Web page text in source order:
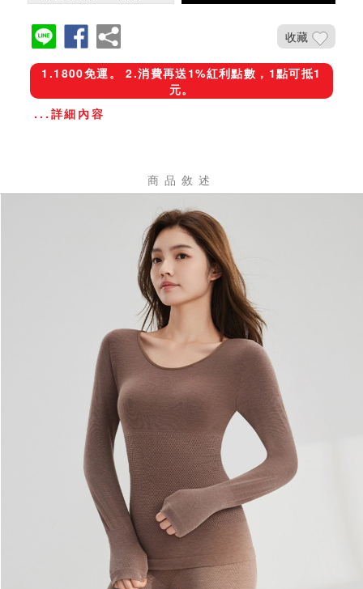
收藏
1.1800免運。 2.消費再送1%紅利點數，1點可抵1
元。
...詳細內容
商品敘述